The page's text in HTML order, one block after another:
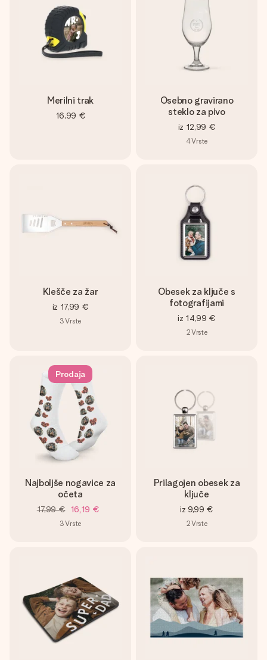
Merilni trak
16,99 €
Osebno gravirano
steklo za pivo
iz 12,99 €
4Vrste
Klešče za žar
iz 17,99 €
3Vrste
Obesek za ključe s
fotografijami
iz 14,99 €
2Vrste
Prodaja
Najboljše nogavice za
očeta
17,99 € 16,19 €
3Vrste
Prilagojen obesek za
ključe
iz 9,99 €
2Vrste